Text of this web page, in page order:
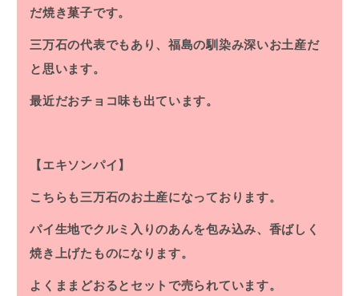
だ焼き菓子です。
三万石の代表でもあり、福島の馴染み深いお土産だ
と思います。
最近だおチョコ味も出ています。
【エキソンパイ】
こちらも三万石のお土産になっております。
パイ生地でクルミ入りのあんを包み込み、香ばしく
焼き上げたものになります。
よくままどおるとセットで売られています。